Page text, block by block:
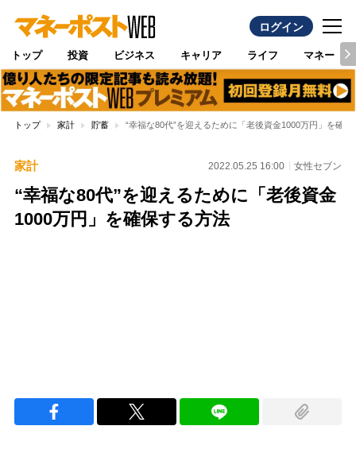
ログイン
トップ 投資 ビジネス キャリア ライフ マネー
トップ 家計 貯蓄 “幸福な80代”を迎えるために「老後資金1000万円」を確保
家計 2022.05.25 16:00 女性セブン
“幸福な80代”を迎えるために「老後資金
1000万円」を確保する方法